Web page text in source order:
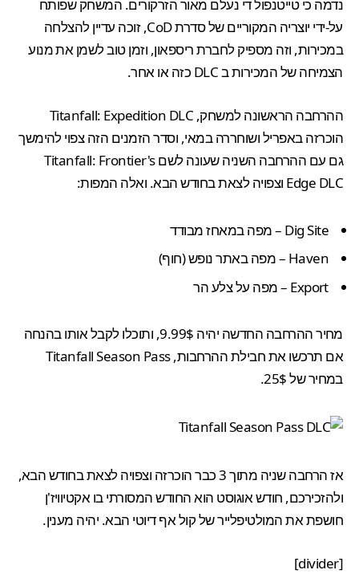
נדמה כיטייטנפולדי נעלם מאור הזרקורים. המשחק שפותח
על-ידי יוצריה המקוריים של סדרת CoD, זוכה עדיין
להצלחה
במכירות, וזה מספיק לחברת ריספאון, וזמן טוב לשמן את מנוע
הצמיחה של המכירות ב DLC כזה או אחר.
ההרחבה הראשונה למשחק, Titanfall: Expedition DLC
הוכרזה באפרילושוחררה במאי, וסדר הזמנים הזה צפוי להימשך
גם עם ההרחבה השניה שעונה לשם Titanfall: Frontier's
Edge DLC וצפויה לצאת בחודש הבא. ואלה המפות:
Dig Site – מפה במאחז מבודד
Haven – מפה באתר נופש (חוף)
Export – מפה על צלע הר
מחיר ההרחבה החדשה יהיה 9.99$, ותוכלו לקבל אותו בהנחה
אם תרכשו את חבילת ההרחבות,Titanfall Season Pass
במחיר של 25$.
אז הרחבה שניה מתוך 3 כבר הוכרזה וצפויה לצאת בחודש הבא,
ולהזכירכם, חודש אוגוסט הוא החודש המסורתי בו אקטיוויז'ן
חושפת את המולטיפלייר שלקול אף דיוטי הבא. יהיה מענין.
[divider]